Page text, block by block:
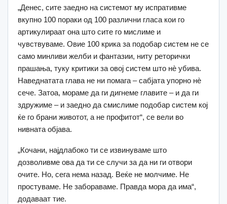
„Денес, сите заедно на системот му испративме
вкупно 100 пораки од 100 различни гласа кои го
артикулираат она што сите го мислиме и
чувствуваме. Овие 100 крика за подобар систем не се
само минливи желби и фантазии, ниту реторички
прашања, туку критики за овој систем што нè убива.
Наведнатата глава не ни помага – сабјата упорно нè
сече. Затоа, мораме да ги дигнеме главите – и да ги
здружиме – и заедно да смислиме подобар систем кој
ќе го брани животот, а не профитот“, се вели во
нивната објава.
„Кочани, најдлабоко ти се извинуваме што
дозволивме ова да ти се случи за да ни ги отвори
очите. Но, сега нема назад. Веќе не молчиме. Не
простуваме. Не забораваме. Правда мора да има“,
додаваат тие.